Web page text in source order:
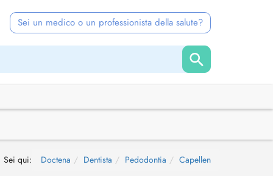
Sei un medico o un professionista della salute?
Sei qui: Doctena Dentista Pedodontia Capellen